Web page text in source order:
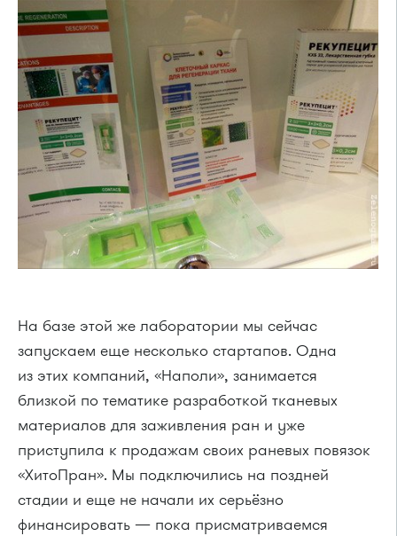
На базе этой же лаборатории мы сейчас
запускаем еще несколько стартапов. Одна
из этих компаний, «Наполи», занимается
близкой по тематике разработкой тканевых
материалов для заживления ран и уже
приступила к продажам своих раневых повязок
«ХитоПран». Мы подключились на поздней
стадии и еще не начали их серьёзно
финансировать — пока присматриваемся